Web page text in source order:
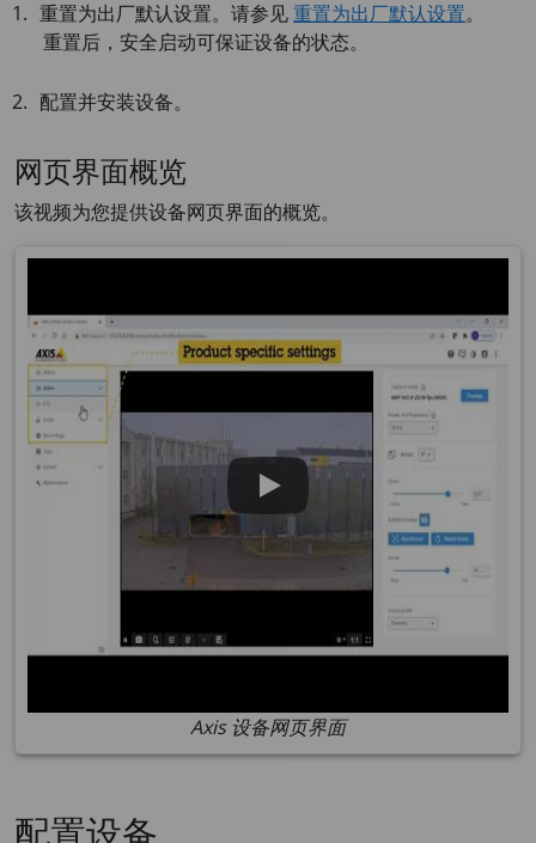
重置为出厂默认设置。请参见重置为出厂默认设置。
重置后，安全启动可保证设备的状态。
配置并安装设备。
网页界面概览
该视频为您提供设备网页界面的概览。
Axis 设备网页界面